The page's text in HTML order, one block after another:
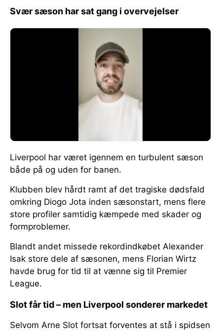
Svær sæson har sat gang i overvejelser
Liverpool har været igennem en turbulent sæson
både på og uden for banen.
Klubben blev hårdt ramt af det tragiske dødsfald
omkring Diogo Jota inden sæsonstart, mens flere
store profiler samtidig kæmpede med skader og
formproblemer.
Blandt andet missede rekordindkøbet Alexander
Isak store dele af sæsonen, mens Florian Wirtz
havde brug for tid til at vænne sig til Premier
League.
Slot får tid – men Liverpool sonderer markedet
Selvom Arne Slot fortsat forventes at stå i spidsen